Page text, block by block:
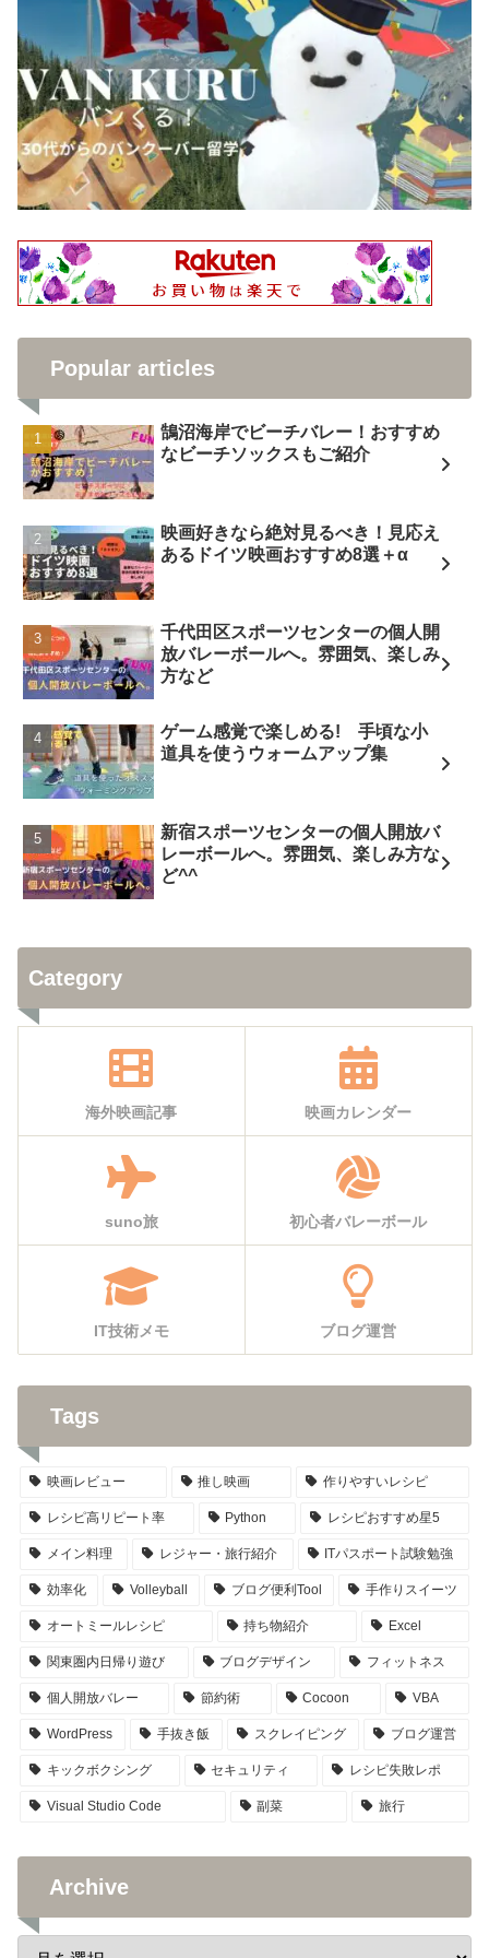
Popular articles
鵠沼海岸でビーチバレー！おすすめ
なビーチソックスもご紹介
映画好きなら絶対見るべき！見応え
あるドイツ映画おすすめ8選＋α
千代田区スポーツセンターの個人開
放バレーボールへ。雰囲気、楽しみ
方など
ゲーム感覚で楽しめる! 手頃な小
道具を使うウォームアップ集
新宿スポーツセンターの個人開放バ
レーボールへ。雰囲気、楽しみ方な
ど^^
Category
海外映画記事 映画カレンダー
suno旅 初心者バレーボール
IT技術メモ ブログ運営
Tags
映画レビュー 推し映画 作りやすいレシピ
レシピ高リピート率 Python レシピおすすめ星5
メイン料理 レジャー・旅行紹介 ITパスポート試験勉強
効率化 Volleyball ブログ便利Tool 手作りスイーツ
オートミールレシピ 持ち物紹介 Excel
関東圏内日帰り遊び ブログデザイン フィットネス
個人開放バレー 節約術 Cocoon VBA
WordPress 手抜き飯 スクレイピング ブログ運営
キックボクシング セキュリティ レシピ失敗レポ
Visual Studio Code 副菜 旅行
Archive